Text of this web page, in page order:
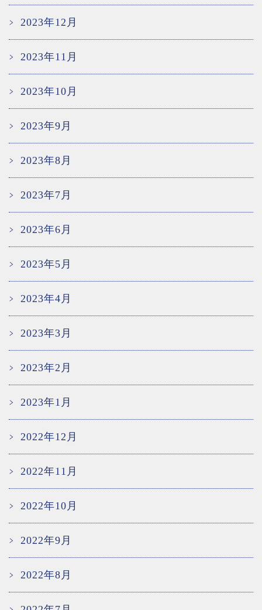
2023年12月
2023年11月
2023年10月
2023年9月
2023年8月
2023年7月
2023年6月
2023年5月
2023年4月
2023年3月
2023年2月
2023年1月
2022年12月
2022年11月
2022年10月
2022年9月
2022年8月